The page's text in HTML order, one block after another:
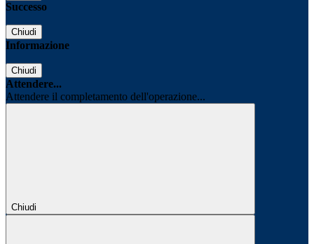
Successo
Chiudi
Informazione
Chiudi
Attendere...
Attendere il completamento dell'operazione...
Chiudi